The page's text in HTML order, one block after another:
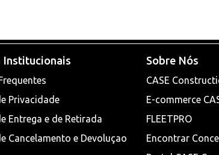
Institucionais
Privacidade
Entrega e de Retirada
Cancelamento e Devoluçao
Sobre Nós
CASE
E-commerce
FLEETPRO
Encontrar